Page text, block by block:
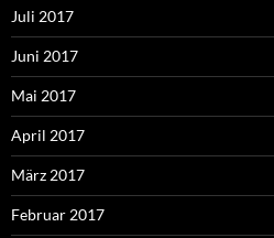
Juli 2017
Juni 2017
Mai 2017
April 2017
März 2017
Februar 2017